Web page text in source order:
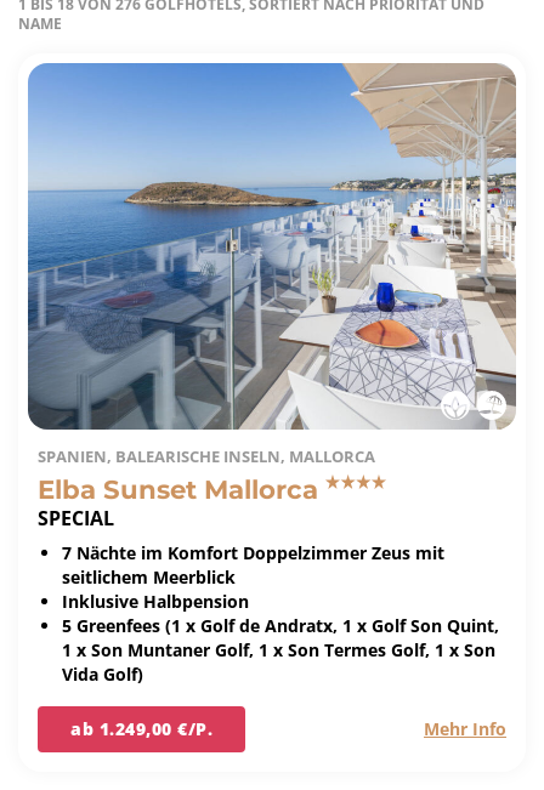
1 BIS 18 VON 276 GOLFHOTELS, SORTIERT NACH PRIORITÄT UND
NAME
SPANIEN, BALEARISCHE INSELN, MALLORCA
Elba Sunset Mallorca
SPECIAL
7 Nächte im Komfort Doppelzimmer Zeus mit
seitlichem Meerblick
Inklusive Halbpension
5 Greenfees (1 x Golf de Andratx, 1 x Golf Son Quint,
1 x Son Muntaner Golf, 1 x Son Termes Golf, 1 x Son
Vida Golf)
ab 1.249,00 €/P. Mehr Info